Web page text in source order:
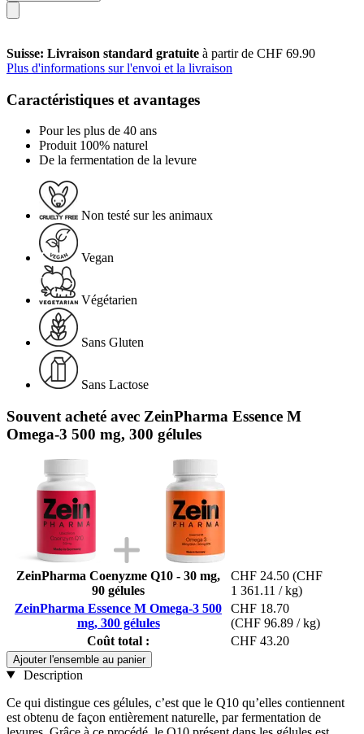
Suisse: Livraison standard gratuite à partir de CHF 69.90
Plus d'informations sur l'envoi et la livraison
Caractéristiques et avantages
Pour les plus de 40 ans
Produit 100% naturel
De la fermentation de la levure
Non testé sur les animaux
Vegan
Végétarien
Sans Gluten
Sans Lactose
Souvent acheté avec ZeinPharma Essence M
Omega-3 500 mg, 300 gélules
ZeinPharma Coenyzme Q10 - 30 mg,
90 gélules
CHF 24.50 (CHF
1 361.11 / kg)
ZeinPharma Essence M Omega-3 500
mg, 300 gélules
CHF 18.70
(CHF 96.89 / kg)
Coût total :
CHF 43.20
Ajouter l'ensemble au panier
Description
Ce qui distingue ces gélules, c’est que le Q10 qu’elles contiennent
est obtenu de façon entièrement naturelle, par fermentation de